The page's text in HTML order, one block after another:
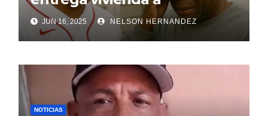
exentrenador en RD
JUN 16, 2025 NELSON HERNANDEZ
NOTICIAS